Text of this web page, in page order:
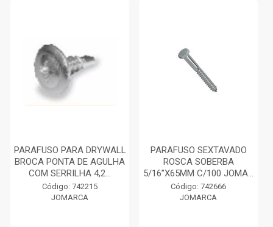
PARAFUSO PARA DRYWALL
BROCA PONTA DE AGULHA
COM SERRILHA 4,2...
Código: 742215
JOMARCA
PARAFUSO SEXTAVADO
ROSCA SOBERBA
5/16”X65MM C/100 JOMA...
Código: 742666
JOMARCA